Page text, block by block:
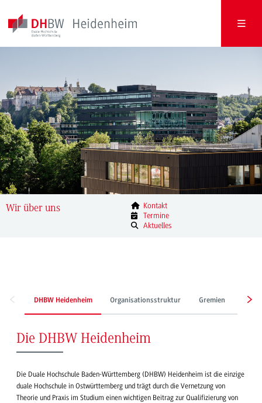
Wir über uns
Kontakt
Termine
Aktuelles
DHBW Heidenheim Organisationsstruktur Gremien
Die DHBW Heidenheim
Die Duale Hochschule Baden-Württemberg (DHBW) Heidenheim ist die einzige
duale Hochschule in Ostwürttemberg und trägt durch die Vernetzung von
Theorie und Praxis im Studium einen wichtigen Beitrag zur Qualifizierung von